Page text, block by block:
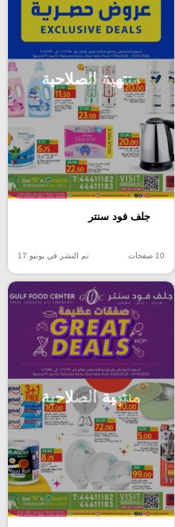
منتهية الصلاحية
جلف فود سنتر
10 صفحات تم النشر في يونيو 17
منتهية الصلاحية